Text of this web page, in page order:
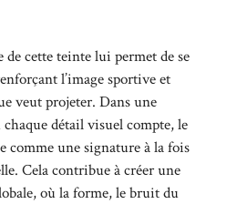
cette teinte lui permet de se
l’image sportive et
veut projeter. Dans une
détail visuel compte, le
comme une signature à la fois
Cela contribue à créer une
où la forme, le bruit du